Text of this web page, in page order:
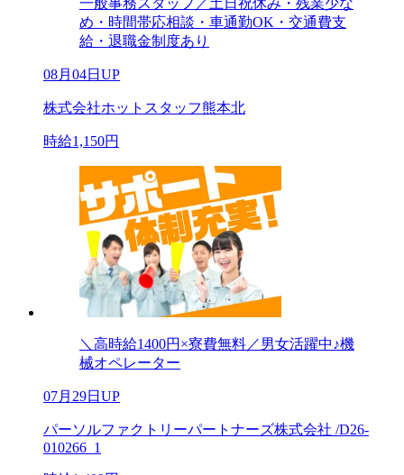
一般事務スタッフ／土日祝休み・残業少な
め・時間帯応相談・車通勤OK・交通費支
給・退職金制度あり
08月04日UP
株式会社ホットスタッフ熊本北
時給1,150円
＼高時給1400円×寮費無料／男女活躍中♪機
械オペレーター
07月29日UP
パーソルファクトリーパートナーズ株式会社 /D26-
010266_1